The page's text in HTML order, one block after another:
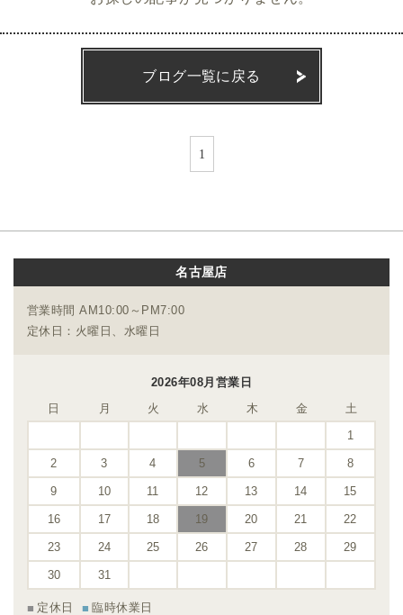
ブログ一覧に戻る
1
名古屋店
営業時間 AM10:00～PM7:00
定休日：火曜日、水曜日
2026年08月営業日
日
月 火 水 木 金
土
1
2 3 4 5 6 7 8
9 10 11 12 13 14 15
16 17 18 19 20 21 22
23 24 25 26 27 28 29
30 31
定休日 臨時休業日